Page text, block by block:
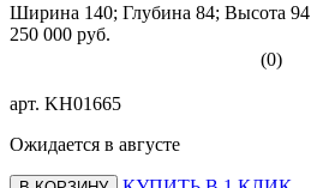
Ширина 140; Глубина 84; Высота 94
250 000 руб.
(0)
арт. KH01665
Ожидается в августе